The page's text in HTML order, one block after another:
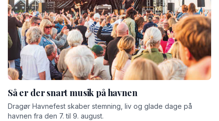
Så er der snart musik på havnen
Dragør Havnefest skaber stemning, liv og glade dage på
havnen fra den 7. til 9. august.